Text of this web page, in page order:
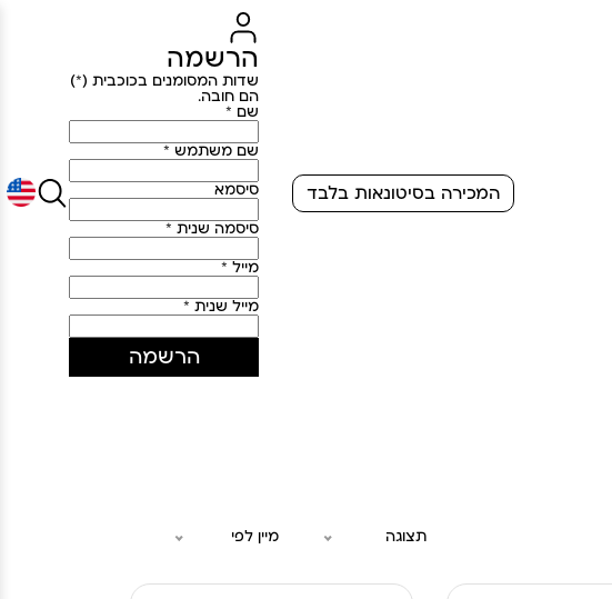
המכירה בסיטונאות בלבד
הרשמה
שדות המסומנים בכוכבית (*)
הם חובה.
שם *
שם משתמש *
סיסמא
סיסמה שנית *
מייל *
מייל שנית *
הרשמה
תצוגה מיין לפי